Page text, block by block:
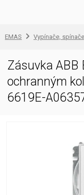
EMAS Vypínače,
Zásuvka ABB
ochranným
6619E-